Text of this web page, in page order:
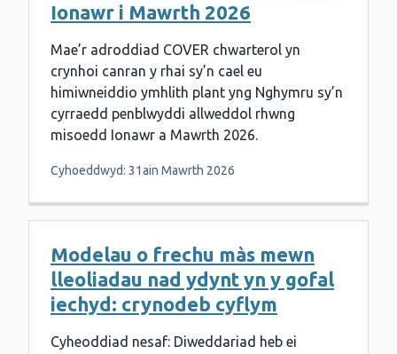
Ionawr i Mawrth 2026
Mae’r adroddiad COVER chwarterol yn
crynhoi canran y rhai sy’n cael eu
himiwneiddio ymhlith plant yng Nghymru sy’n
cyrraedd penblwyddi allweddol rhwng
misoedd Ionawr a Mawrth 2026.
Cyhoeddwyd: 31ain Mawrth 2026
Modelau o frechu màs mewn
lleoliadau nad ydynt yn y gofal
iechyd: crynodeb cyflym
Cyheoddiad nesaf: Diweddariad heb ei